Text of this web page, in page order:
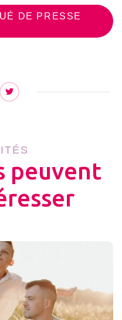
DE PRESSE
peuvent